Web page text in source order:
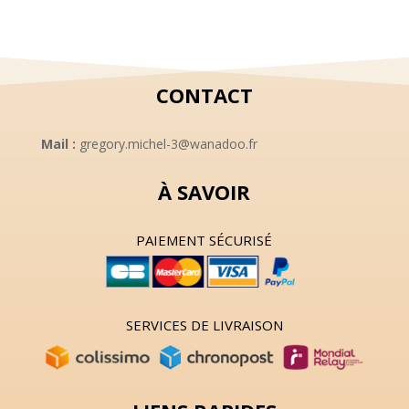
CONTACT
Mail : gregory.michel-3@wanadoo.fr
À SAVOIR
PAIEMENT SÉCURISÉ
SERVICES DE LIVRAISON